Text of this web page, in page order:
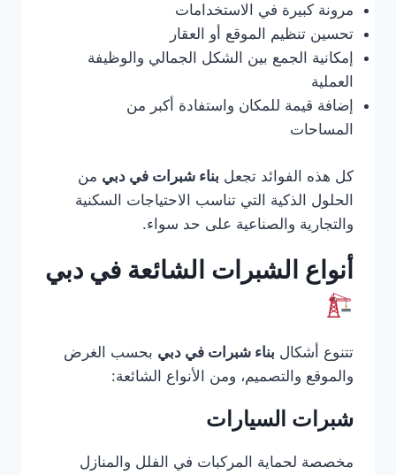
مرونة كبيرة في الاستخدامات
تحسين تنظيم الموقع أو العقار
إمكانية الجمع بين الشكل الجمالي والوظيفة
العملية
إضافة قيمة للمكان واستفادة أكبر من
المساحات
كل هذه الفوائد تجعل بناء شبرات في دبي من
الحلول الذكية التي تناسب الاحتياجات السكنية
والتجارية والصناعية على حد سواء.
أنواع الشبرات الشائعة في دبي
تتنوع أشكال بناء شبرات في دبي بحسب الغرض
والموقع والتصميم، ومن الأنواع الشائعة:
شبرات السيارات
مخصصة لحماية المركبات في الفلل والمنازل